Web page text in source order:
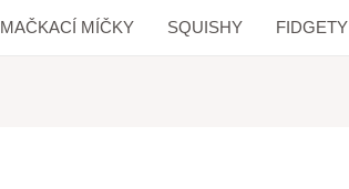
MAČKACÍ MÍČKY SQUISHY FIDGETY